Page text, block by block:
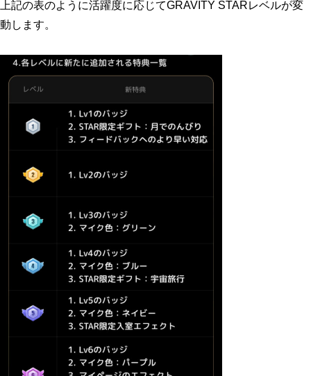
上記の表のように活躍度に応じてGRAVITY STARレベルが変
動します。